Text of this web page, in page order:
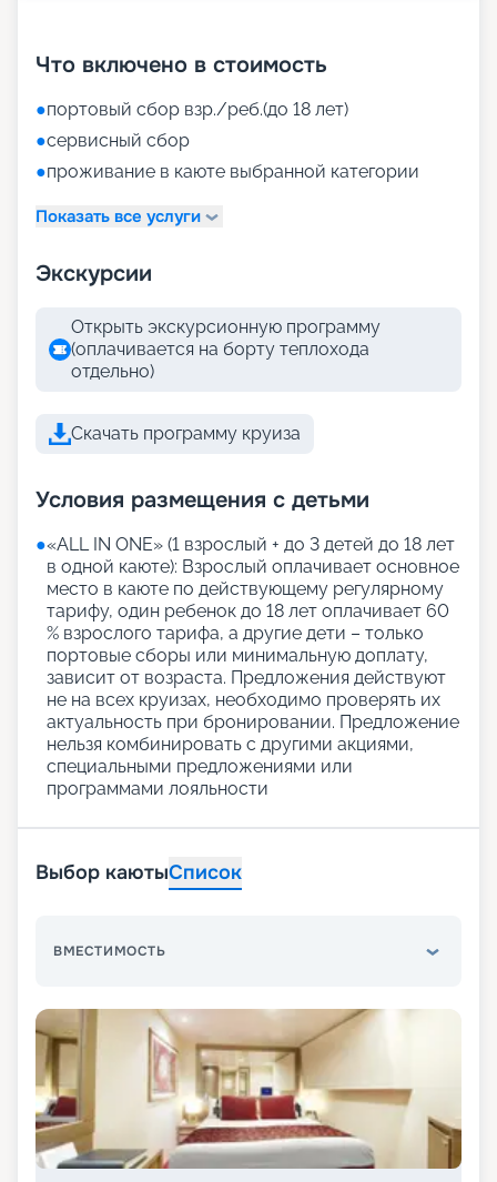
Что включено в стоимость
●портовый сбор взр./реб.(до 18 лет)
●сервисный сбор
●проживание в каюте выбранной категории
Показать все услуги
Экскурсии
Открыть экскурсионную программу
(оплачивается на борту теплохода
отдельно)
Скачать программу круиза
Условия размещения с детьми
●«АLL IN ONE» (1 взрослый + до 3 детей до 18 лет
в одной каюте): Взрослый оплачивает основное
место в каюте по действующему регулярному
тарифу, один ребенок до 18 лет оплачивает 60
% взрослого тарифа, а другие дети – только
портовые сборы или минимальную доплату,
зависит от возраста. Предложения действуют
не на всех круизах, необходимо проверять их
актуальность при бронировании. Предложение
нельзя комбинировать с другими акциями,
специальными предложениями или
программами лояльности
Выбор каютыСписок
ВМЕСТИМОСТЬ